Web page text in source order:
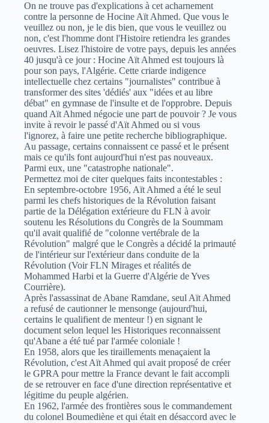
On ne trouve pas d'explications à cet acharnement
contre la personne de Hocine Aït Ahmed. Que vous le
veuillez ou non, je le dis bien, que vous le veuillez ou
non, c'est l'homme dont l'Histoire retiendra les grandes
oeuvres. Lisez l'histoire de votre pays, depuis les années
40 jusqu'à ce jour : Hocine Aït Ahmed est toujours là
pour son pays, l'Algérie. Cette criarde indigence
intellectuelle chez certains "journalistes" contribue à
transformer des sites 'dédiés' aux "idées et au libre
débat" en gymnase de l'insulte et de l'opprobre. Depuis
quand Aït Ahmed négocie une part de pouvoir ? Je vous
invite à revoir le passé d'Aït Ahmed ou si vous
l'ignorez, à faire une petite recherche bibliographique.
Au passage, certains connaissent ce passé et le présent
mais ce qu'ils font aujourd'hui n'est pas nouveaux.
Parmi eux, une "catastrophe nationale".
Permettez moi de citer quelques faits incontestables :
En septembre-octobre 1956, Aït Ahmed a été le seul
parmi les chefs historiques de la Révolution faisant
partie de la Délégation extérieure du FLN à avoir
soutenu les Résolutions du Congrès de la Soummam
qu'il avait qualifié de "colonne vertébrale de la
Révolution" malgré que le Congrès a décidé la primauté
de l'intérieur sur l'extérieur dans conduite de la
Révolution (Voir FLN Mirages et réalités de
Mohammed Harbi et la Guerre d'Algérie de Yves
Courrière).
Après l'assassinat de Abane Ramdane, seul Aït Ahmed
a refusé de cautionner le mensonge (aujourd'hui,
certains le qualifient de menteur !) en signant le
document selon lequel les Historiques reconnaissent
qu'Abane a été tué par l'armée coloniale !
En 1958, alors que les tiraillements menaçaient la
Révolution, c'est Aït Ahmed qui avait proposé de créer
le GPRA pour mettre la France devant le fait accompli
de se retrouver en face d'une direction représentative et
légitime du peuple algérien.
En 1962, l'armée des frontières sous le commandement
du colonel Boumediène et qui était en désaccord avec le